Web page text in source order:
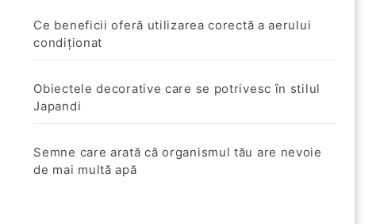
Ce beneficii oferă utilizarea corectă a aerului
condiționat
Obiectele decorative care se potrivesc în stilul
Japandi
Semne care arată că organismul tău are nevoie
de mai multă apă